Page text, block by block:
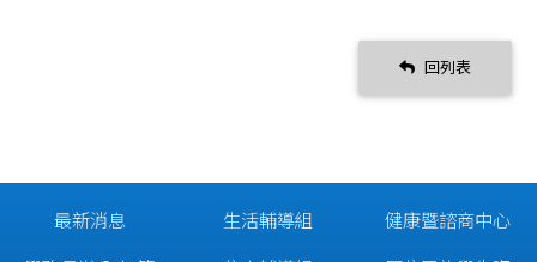
回列表
最新消息 生活輔導組 健康暨諮商中心